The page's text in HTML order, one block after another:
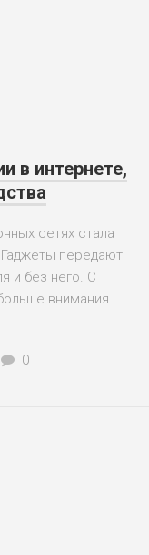
в интернете,
сетях стала
Гаджеты передают
и без него. С
внимания
0